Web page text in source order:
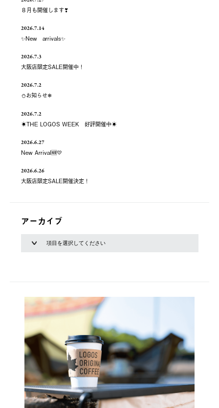
８月も開催します❣
2026.7.14
✨New arrivals✨
2026.7.3
大阪店限定SALE開催中！
2026.7.2
⛄お知らせ❄
2026.7.2
☀️THE LOGOS WEEK 好評開催中☀️
2026.6.27
New Arrival🆕💛
2026.6.26
大阪店限定SALE開催決定！
アーカイブ